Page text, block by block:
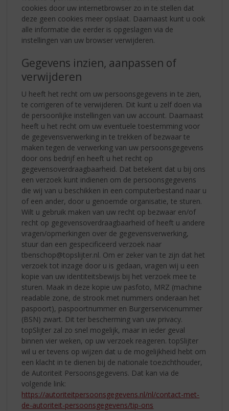
cookies door uw internetbrowser zo in te stellen dat
deze geen cookies meer opslaat. Daarnaast kunt u ook
alle informatie die eerder is opgeslagen via de
instellingen van uw browser verwijderen.
Gegevens inzien, aanpassen of
verwijderen
U heeft het recht om uw persoonsgegevens in te zien,
te corrigeren of te verwijderen. Dit kunt u zelf doen via
de persoonlijke instellingen van uw account. Daarnaast
heeft u het recht om uw eventuele toestemming voor
de gegevensverwerking in te trekken of bezwaar te
maken tegen de verwerking van uw persoonsgegevens
door ons bedrijf en heeft u het recht op
gegevensoverdraagbaarheid. Dat betekent dat u bij ons
een verzoek kunt indienen om de persoonsgegevens
die wij van u beschikken in een computerbestand naar u
of een ander, door u genoemde organisatie, te sturen.
Wilt u gebruik maken van uw recht op bezwaar en/of
recht op gegevensoverdraagbaarheid of heeft u andere
vragen/opmerkingen over de gegevensverwerking,
stuur dan een gespecificeerd verzoek naar
tbenschop@topslijter.nl. Om er zeker van te zijn dat het
verzoek tot inzage door u is gedaan, vragen wij u een
kopie van uw identiteitsbewijs bij het verzoek mee te
sturen. Maak in deze kopie uw pasfoto, MRZ (machine
readable zone, de strook met nummers onderaan het
paspoort), paspoortnummer en Burgerservicenummer
(BSN) zwart. Dit ter bescherming van uw privacy.
topSlijter zal zo snel mogelijk, maar in ieder geval
binnen vier weken, op uw verzoek reageren. topSlijter
wil u er tevens op wijzen dat u de mogelijkheid hebt om
een klacht in te dienen bij de nationale toezichthouder,
de Autoriteit Persoonsgegevens. Dat kan via de
volgende link:
https://autoriteitpersoonsgegevens.nl/nl/contact-met-
de-autoriteit-persoonsgegevens/tip-ons